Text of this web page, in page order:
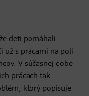
deti pomáhali
už s prácami na poli
V súčasnej dobe
prácach tak
ktorý popisuje